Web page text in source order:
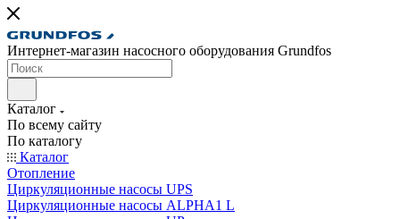
Интернет-магазин насосного оборудования Grundfos
Каталог
По всему сайту
По каталогу
Каталог
Отопление
Циркуляционные насосы UPS
Циркуляционные насосы ALPHA1 L